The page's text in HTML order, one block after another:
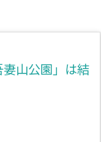
検索
山公園」は結